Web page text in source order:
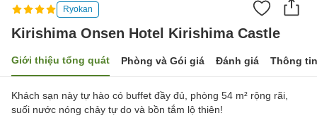
Ryokan
Kirishima Onsen Hotel Kirishima Castle
Giới thiệu tổng quát Phòng và Gói giá Đánh giá Thông
Khách sạn này tự hào có buffet đầy đủ, phòng 54 m² rộng rãi,
suối nước nóng chảy tự do và bồn tắm lộ thiên!